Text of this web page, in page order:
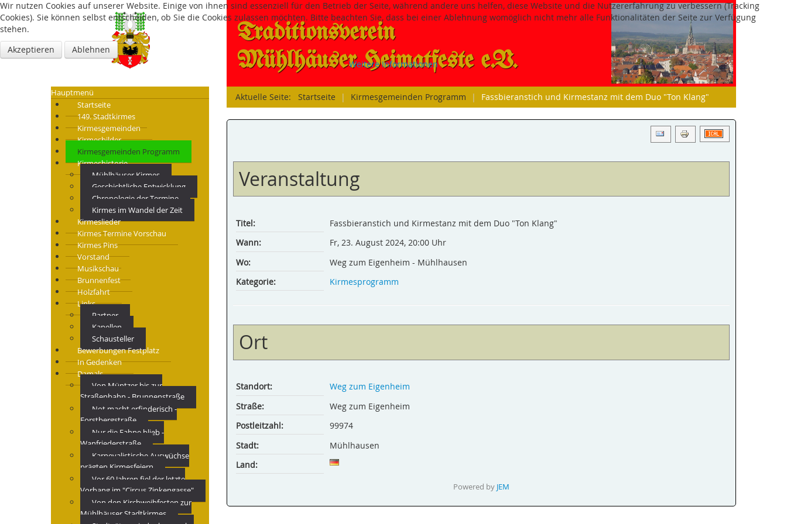
Traditions­verein
Mühlhäuser Heimatfeste e.V.
Hauptmenü
Startseite
149. Stadtkirmes
Kirmesgemeinden
Kirmesbilder
Kirmesgemeinden Programm
Kirmeshistorie
Mühlhäuser Kirmes
Geschichtliche Entwicklung
Chronologie der Termine
Kirmes im Wandel der Zeit
Kirmeslieder
Kirmes Termine Vorschau
Kirmes Pins
Vorstand
Musikschau
Brunnenfest
Holzfahrt
Links
Partner
Kapellen
Schausteller
Bewerbungen Festplatz
In Gedenken
Damals
Von Müntzer bis zur
Straßenbahn - Brunnenstraße
Not macht erfinderisch -
Forstbergstraße
Nur die Fahne blieb -
Wanfriederstraße
Karnevalistische Auswüchse
prägten Kirmesfeiern
Vor 60 Jahren fiel der letzte
Vorhang im "Circus Zinkengasse"
Von den Kirchweihfesten zur
Mühlhäuser Stadtkirmes
Aktuelle Seite: Startseite | Kirmesgemeinden Programm | Fassbieranstich und Kirmestanz mit dem Duo "Ton Klang"
Veranstaltung
Titel:
Fassbieranstich und Kirmestanz mit dem Duo "Ton Klang"
Wann:
Fr, 23. August 2024, 20:00 Uhr
Wo:
Weg zum Eigenheim - Mühlhausen
Kategorie:
Kirmesprogramm
Ort
Standort:
Weg zum Eigenheim
Straße:
Weg zum Eigenheim
Postleitzahl:
99974
Stadt:
Mühlhausen
Land:
Powered by JEM
Wir nutzen Cookies auf unserer Website. Einige von ihnen sind essenziell für den Betrieb der Seite, während andere uns helfen, diese Website und die Nutzererfahrung zu verbessern (Tracking
Cookies). Sie können selbst entscheiden, ob Sie die Cookies zulassen möchten. Bitte beachten Sie, dass bei einer Ablehnung womöglich nicht mehr alle Funktionalitäten der Seite zur Verfügung
stehen.
Akzeptieren
Ablehnen
Weitere Informationen